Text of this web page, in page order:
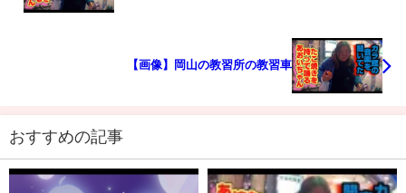
【画像】岡山の教習所の教習車
おすすめの記事